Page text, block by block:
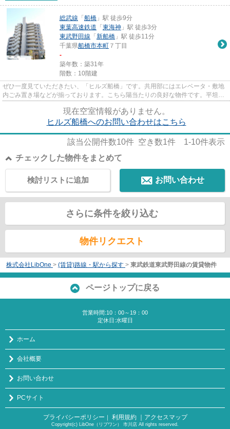
総武線 「 船橋 」駅 徒歩9分
東葉高速鉄道 「 東海神 」駅 徒歩3分
東武野田線 「 新船橋 」駅 徒歩11分
千葉県船橋市本町 ７丁目
-
築年数：築31年
階数：10階建
ぜひ一度見ていただきたい、「ヒルズ船橋」です。共用部にはエレベータ・敷地
内ごみ置き場などが揃っております。こちら陽当たりの良好な物件です。平坦な
現在空室情報がありません。
ヒルズ船橋へのお問い合わせはこちら
該当公開件数10件 空き数1件 1-10件表示
チェックした物件をまとめて
お問い合わせ
検討リストに追加
さらに条件を絞り込む
物件リクエスト
株式会社LibOne > (賃貸)路線・駅から探す > 東武鉄道東武野田線の賃貸物件
ページトップに戻る
営業時間:10：00～19：00
定休日:水曜日
ホーム
会社概要
お問い合わせ
PCサイト
プライバシーポリシー ｜ 利用規約 ｜アクセスマップ
Copyright(c) LibOne（リブワン） 市川店 All rights reserved.